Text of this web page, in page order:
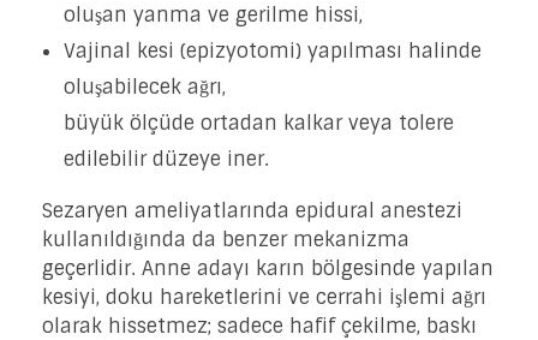
oluşan yanma ve gerilme hissi,
Vajinal kesi (epizyotomi) yapılması halinde
oluşabilecek ağrı,
büyük ölçüde ortadan kalkar veya tolere
edilebilir düzeye iner.
Sezaryen ameliyatlarında epidural anestezi
kullanıldığında da benzer mekanizma
geçerlidir. Anne adayı karın bölgesinde yapılan
kesiyi, doku hareketlerini ve cerrahi işlemi ağrı
olarak hissetmez; sadece hafif çekilme, baskı